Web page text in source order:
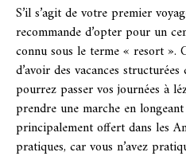
S’il s’agit de votre premier
recommande d’opter pour un
connu sous le terme « resort ».
d’avoir des vacances
pourrez passer vos journées à
prendre une marche en
principalement offert dans les
pratiques, car vous n’avez